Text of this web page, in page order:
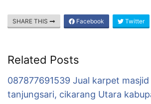
SHARE THIS Facebook Twitter
Related Posts
087877691539 Jual karpet
tanjungsari, cikarang Utara